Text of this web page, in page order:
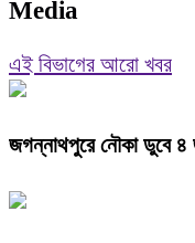
Media
এই বিভাগের আরো খবর
জগন্নাথপুরে নৌকা ডুবে